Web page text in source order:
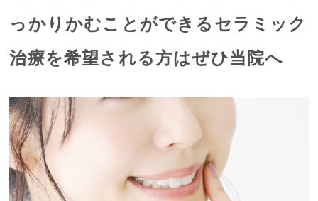
っかりかむことができるセラミック
治療を希望される方はぜひ当院へ